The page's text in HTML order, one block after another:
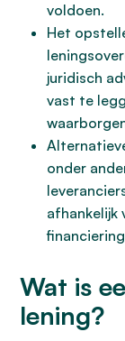
voldoen.
Het
juridisch
vast te
onder
afhankelijk
Wat is
lening?